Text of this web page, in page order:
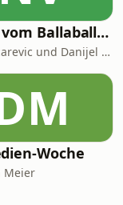
Neues vom Ballaballa-Balkan
Krsto Lazarevic und Danijel Majic
Woche
Meier